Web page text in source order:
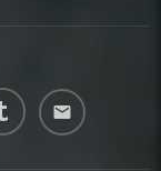
email